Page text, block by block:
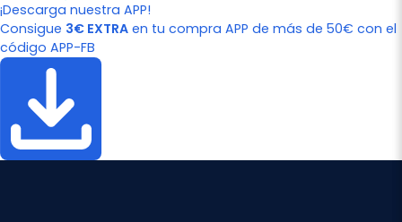
¡Descarga nuestra APP!
Consigue 3€ EXTRA en tu compra APP de más de 50€ con el
código APP-FB